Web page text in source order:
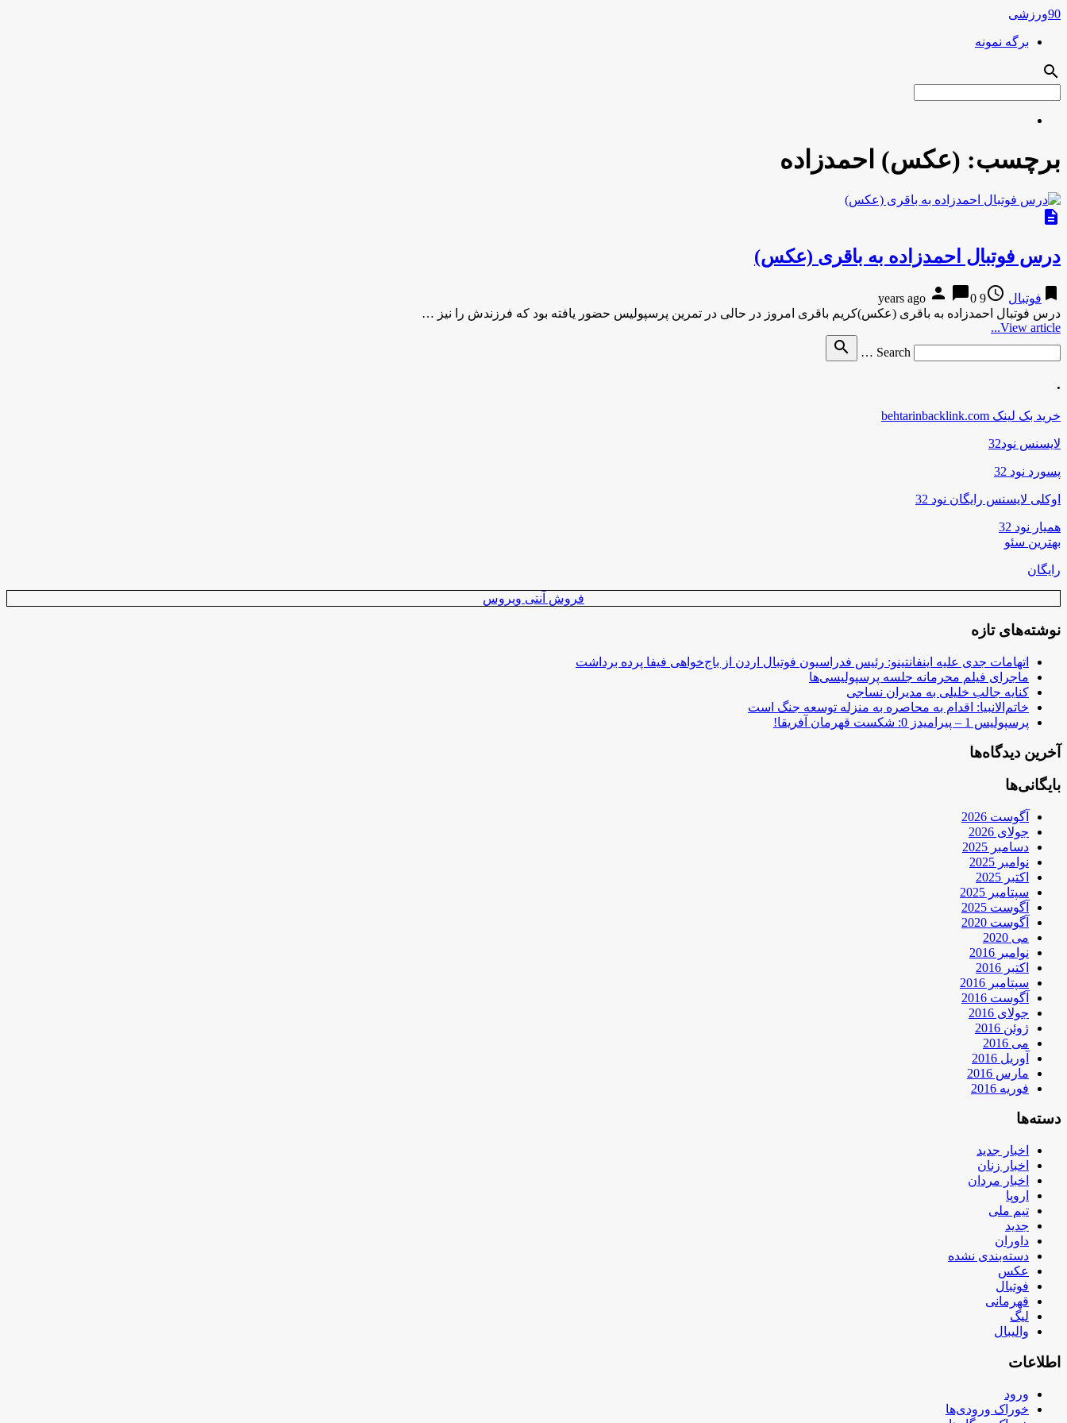
90ورزشی
برگه نمونه
search
برچسب: (عکس) احمدزاده
description
درس فوتبال احمدزاده به باقرى (عکس)
bookmark فوتبال access_time
9 years ago
person chat_bubble0
درس فوتبال احمدزاده به باقرى (عکس)کریم باقرى امروز در حالى در تمرین پرسپولیس حضور یافته بود که فرزندش را نیز …
View article...
Search …
search
.
خرید بک لینک behtarinbacklink.com
لایسنس نود32
پسورد نود 32
اوکلی لایسنس رایگان نود 32
همیار نود 32
بهترین سئو
رایگان
فروش آنتی ویروس
نوشته‌های تازه
اتهامات جدی علیه اینفانتینو: رئیس فدراسیون فوتبال اردن از باج‌خواهی فیفا پرده برداشت
ماجرای فیلم محرمانه جلسه پرسپولیسی‌ها
کنایه جالب خلیلی به مدیران نساجی
خاتم‌الانبیا: اقدام به محاصره به منزله توسعه جنگ است
پرسپولیس 1 – پیرامیدز 0: شکست قهرمان آفریقا!
آخرین دیدگاه‌ها
بایگانی‌ها
آگوست 2026
جولای 2026
دسامبر 2025
نوامبر 2025
اکتبر 2025
سپتامبر 2025
آگوست 2025
آگوست 2020
می 2020
نوامبر 2016
اکتبر 2016
سپتامبر 2016
آگوست 2016
جولای 2016
ژوئن 2016
می 2016
آوریل 2016
مارس 2016
فوریه 2016
دسته‌ها
اخبار جدید
اخبار زنان
اخبار مردان
اروپا
تیم ملی
جدید
داوران
دسته‌بندی نشده
عکس
فوتبال
قهرمانی
لیگ
والیبال
اطلاعات
ورود
خوراک ورودی‌ها